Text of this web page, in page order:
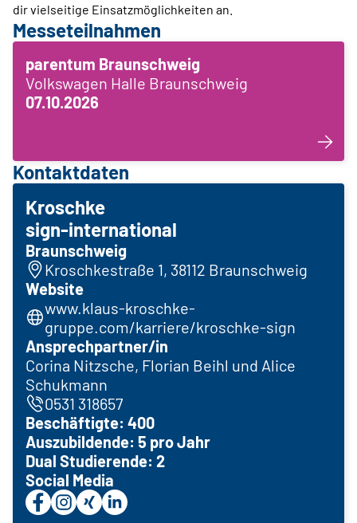
dir vielseitige Einsatzmöglichkeiten an.
Messeteilnahmen
parentum Braunschweig
Volkswagen Halle Braunschweig
07.10.2026
Kontaktdaten
Kroschke
sign-international
Braunschweig
Kroschkestraße 1, 38112 Braunschweig
Website
www.klaus-kroschke-
gruppe.com/karriere/kroschke-sign
Ansprechpartner/in
Corina Nitzsche, Florian Beihl und Alice
Schukmann
0531 318657
Beschäftigte: 400
Auszubildende: 5 pro Jahr
Dual Studierende: 2
Social Media